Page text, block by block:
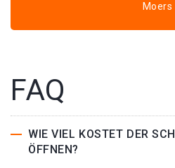
Moers
FAQ
WIE VIEL KOSTET DER
ÖFFNEN?